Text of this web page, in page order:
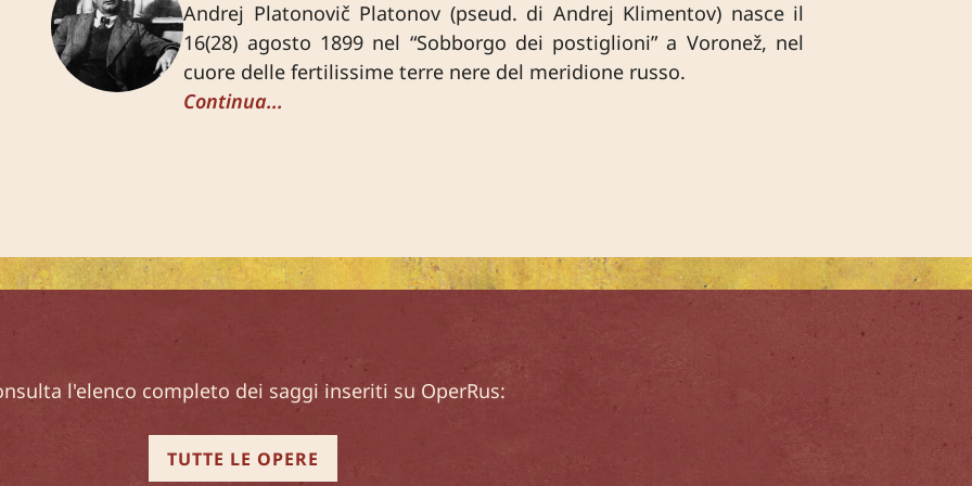
Andrej Platonovič Platonov (pseud. di Andrej Klimentov) nasce il
16(28) agosto 1899 nel “Sobborgo dei postiglioni” a Voronež, nel
cuore delle fertilissime terre nere del meridione russo.
Continua...
l'elenco completo dei saggi inseriti su OperRus:
TUTTE LE OPERE